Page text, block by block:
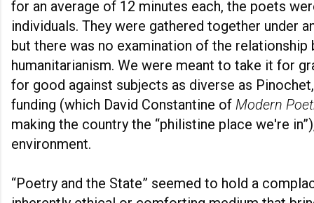
for an average of 12 minutes each, the poets
individuals. They were gathered together under
but there was no examination of the relationship
humanitarianism. We were meant to take it for
for good against subjects as diverse as
funding (which David Constantine of Modern
making the country the “philistine place we're
environment.
“Poetry and the State” seemed to hold a